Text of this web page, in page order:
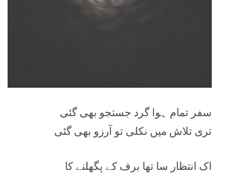
سفر تمام ہوا گرد جستجو بھی گئی
تری تلاش میں نکلی تو آرزو بھی گئی
اک انتظار سا تھا برف کے پگھلنے کا